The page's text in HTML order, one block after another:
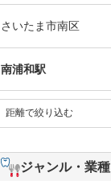
さいたま市南区
南浦和駅
ジャンル・業種